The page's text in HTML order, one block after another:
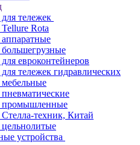
тележек
Rota
аппаратные
большегрузные
евроконтейнеров
тележек гидравлических
мебельные
промышленные
Стелла-техник, Китай
цельнолитые
устройства